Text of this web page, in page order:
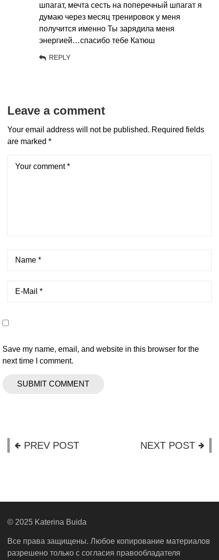
шпагат, мечта сесть на поперечный шпагат я
думаю через месяц тренировок у меня
получится именно Ты зарядила меня
энергией…спасибо тебе Катюш
REPLY
Leave a comment
Your email address will not be published. Required fields
are marked *
Save my name, email, and website in this browser for the
next time I comment.
PREV POST NEXT POST
© 2025 Katerina Buida
Все права защищены. Любое копирование материалов
разрешено только с согласия правообладателя